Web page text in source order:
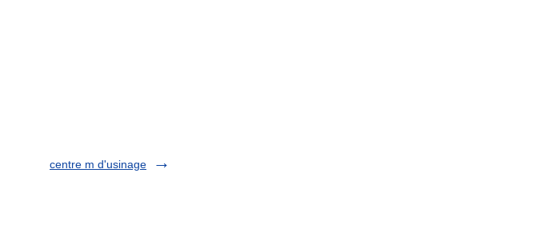
centre m d'usinage